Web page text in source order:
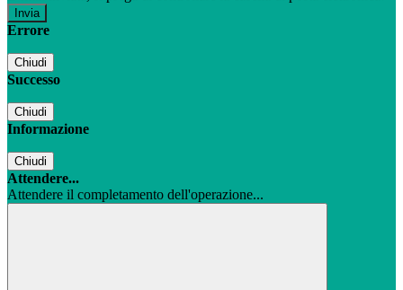
Errore
Chiudi
Successo
Chiudi
Informazione
Chiudi
Attendere...
Attendere il completamento dell'operazione...